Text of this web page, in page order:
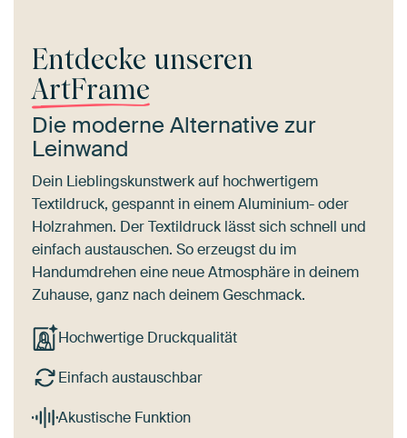
Entdecke unseren
ArtFrame
Die moderne Alternative zur
Leinwand
Dein Lieblingskunstwerk auf hochwertigem
Textildruck, gespannt in einem Aluminium- oder
Holzrahmen. Der Textildruck lässt sich schnell und
einfach austauschen. So erzeugst du im
Handumdrehen eine neue Atmosphäre in deinem
Zuhause, ganz nach deinem Geschmack.
Hochwertige Druckqualität
Einfach austauschbar
Akustische Funktion